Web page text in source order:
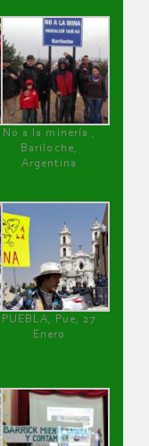
No a la minería ,
Bariloche,
Argentina
PUEBLA, Pue, 27
Enero